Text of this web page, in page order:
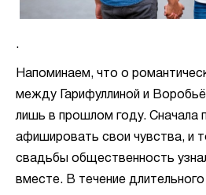
.
Напоминаем, что о
между Гарифуллиной и
лишь в прошлом году. Сначала
афишировать свои чувства, и
свадьбы общественность
вместе. В течение